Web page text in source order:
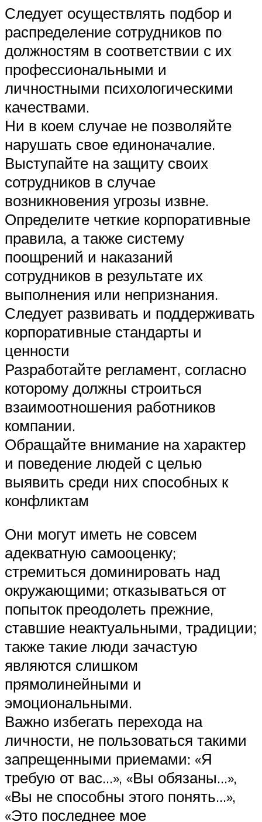
Следует осуществлять подбор и
распределение сотрудников по
должностям в соответствии с их
профессиональными и
личностными психологическими
качествами.
Ни в коем случае не позволяйте
нарушать свое единоначалие.
Выступайте на защиту своих
сотрудников в случае
возникновения угрозы извне.
Определите четкие корпоративные
правила, а также систему
поощрений и наказаний
сотрудников в результате их
выполнения или непризнания.
Следует развивать и поддерживать
корпоративные стандарты и
ценности
Разработайте регламент, согласно
которому должны строиться
взаимоотношения работников
компании.
Обращайте внимание на характер
и поведение людей с целью
выявить среди них способных к
конфликтам
Они могут иметь не совсем
адекватную самооценку;
стремиться доминировать над
окружающими; отказываться от
попыток преодолеть прежние,
ставшие неактуальными, традиции;
также такие люди зачастую
являются слишком
прямолинейными и
эмоциональными.
Важно избегать перехода на
личности, не пользоваться такими
запрещенными приемами: «Я
требую от вас…», «Вы обязаны…»,
«Вы не способны этого понять…»,
«Это последнее мое